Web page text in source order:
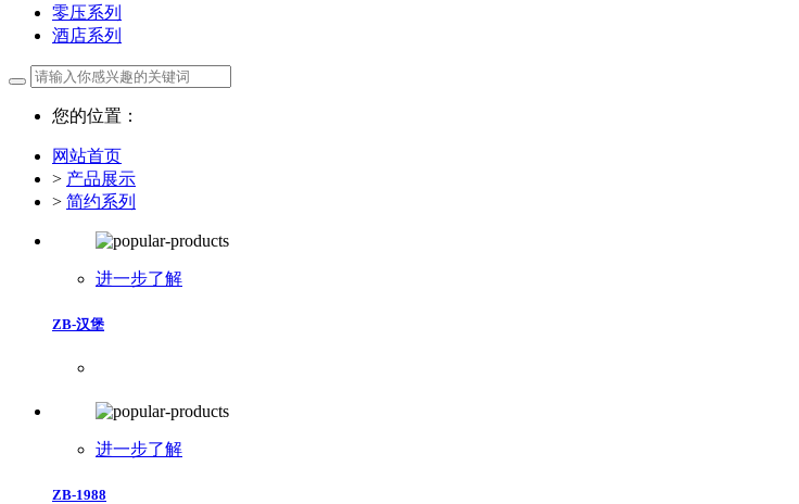
零压系列
酒店系列
您的位置：
网站首页
> 产品展示
> 简约系列
进一步了解
ZB-汉堡
进一步了解
ZB-1988